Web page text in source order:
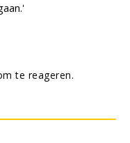
te reageren.